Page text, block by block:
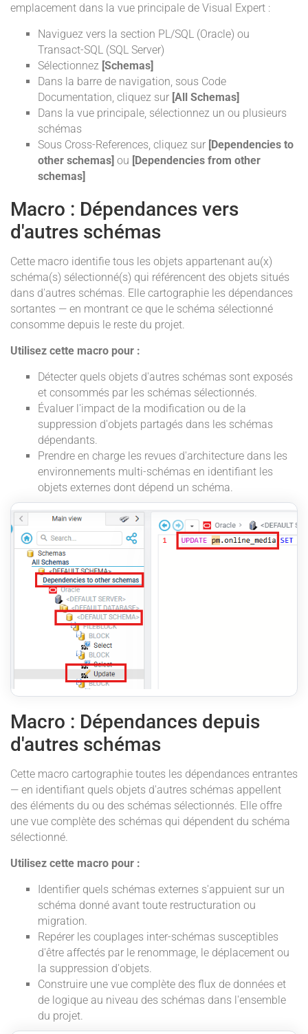
emplacement dans la vue principale de Visual Expert :
Naviguez vers la section PL/SQL (Oracle) ou
Transact-SQL (SQL Server)
Sélectionnez [Schemas]
Dans la barre de navigation, sous Code
Documentation, cliquez sur [All Schemas]
Dans la vue principale, sélectionnez un ou plusieurs
schémas
Sous Cross-References, cliquez sur [Dependencies to
other schemas] ou [Dependencies from other
schemas]
Macro : Dépendances vers
d'autres schémas
Cette macro identifie tous les objets appartenant au(x)
schéma(s) sélectionné(s) qui référencent des objets situés
dans d'autres schémas. Elle cartographie les dépendances
sortantes — en montrant ce que le schéma sélectionné
consomme depuis le reste du projet.
Utilisez cette macro pour :
Détecter quels objets d'autres schémas sont exposés
et consommés par les schémas sélectionnés.
Évaluer l'impact de la modification ou de la
suppression d'objets partagés dans les schémas
dépendants.
Prendre en charge les revues d'architecture dans les
environnements multi-schémas en identifiant les
objets externes dont dépend un schéma.
Macro : Dépendances depuis
d'autres schémas
Cette macro cartographie toutes les dépendances entrantes
— en identifiant quels objets d'autres schémas appellent
des éléments du ou des schémas sélectionnés. Elle offre
une vue complète des schémas qui dépendent du schéma
sélectionné.
Utilisez cette macro pour :
Identifier quels schémas externes s'appuient sur un
schéma donné avant toute restructuration ou
migration.
Repérer les couplages inter-schémas susceptibles
d'être affectés par le renommage, le déplacement ou
la suppression d'objets.
Construire une vue complète des flux de données et
de logique au niveau des schémas dans l'ensemble
du projet.